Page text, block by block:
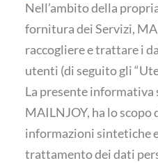
Nell’ambito della
fornitura dei Servizi,
raccogliere e trattare i
utenti (di seguito gli
La presente informativa
MAILNJOY, ha lo
informazioni sintetiche
trattamento dei dati